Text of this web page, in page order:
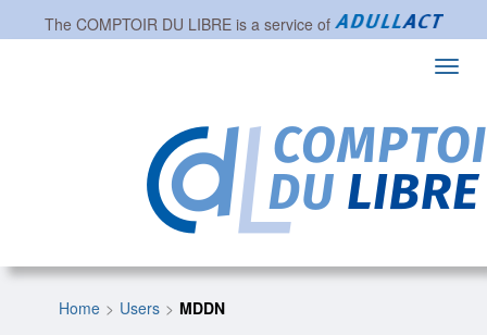
The COMPTOIR DU LIBREis a service of
Home Users MDDN